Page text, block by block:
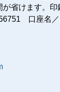
省けます。印
口座名／